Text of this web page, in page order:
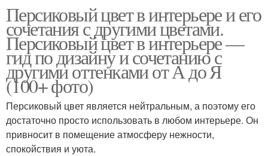
Персиковый цвет в интерьере и его
сочетания с другими цветами.
Персиковый цвет в интерьере —
гид по дизайну и сочетанию с
другими оттенками от А до Я
(100+ фото)
Персиковый цвет является нейтральным, а поэтому его
достаточно просто использовать в любом интерьере. Он
привносит в помещение атмосферу нежности,
спокойствия и уюта.